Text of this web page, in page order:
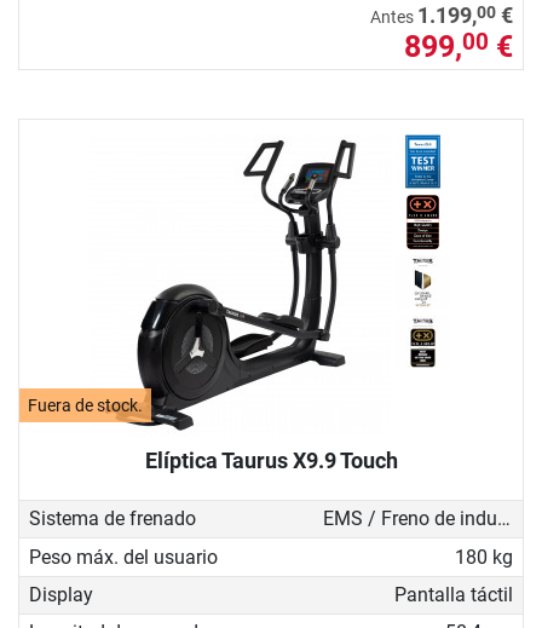
Antes 1.199,00 €
899,00 €
Fuera de stock.
Elíptica Taurus X9.9 Touch
Sistema de frenado
EMS / Freno de inducción
Peso máx. del usuario
180 kg
Display
Pantalla táctil